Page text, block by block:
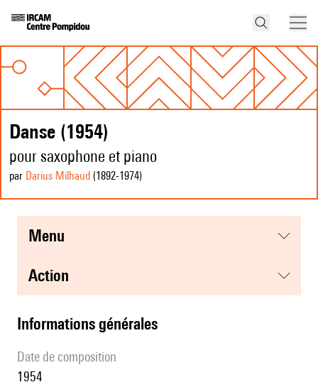
Danse (1954)
pour saxophone et piano
par Darius Milhaud (1892-1974)
menu
action
informations générales
date de composition
1954